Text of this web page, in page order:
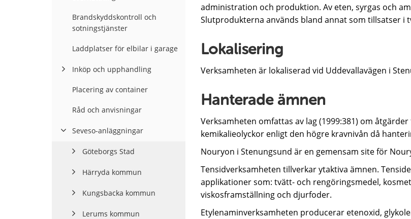
administration och produktion. Av eten, syrgas och
Slutprodukterna används bland annat som tillsatser i
Lokalisering
Verksamheten är lokaliserad vid Uddevallavägen i
Hanterade ämnen
Verksamheten omfattas av lag (1999:381) om
kemikalieolyckor enligt den högre kravnivån då
Nouryon i Stenungsund är en gemensam site för
Tensidverksamheten tillverkar ytaktiva ämnen.
applikationer som: tvätt- och rengöringsmedel,
viskosframställning och djurfoder.
Etylenaminverksamheten producerar etenoxid,
Brandskyddskontroll och
sotningstjänster
Laddplatser för elbilar i garage
Inköp och upphandling
Placering av container
Råd och anvisningar
Seveso-anläggningar
Göteborgs Stad
Härryda kommun
Kungsbacka kommun
Lerums kommun